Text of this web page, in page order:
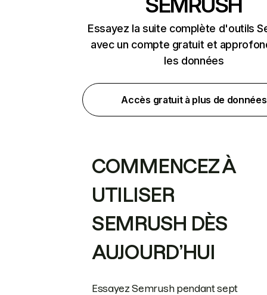
Essayez la suite complète d'outils
avec un compte gratuit et
les données
Accès gratuit à plus de données
COMMENCEZ À
UTILISER
SEMRUSH DÈS
AUJOURD’HUI
Essayez Semrush pendant sept